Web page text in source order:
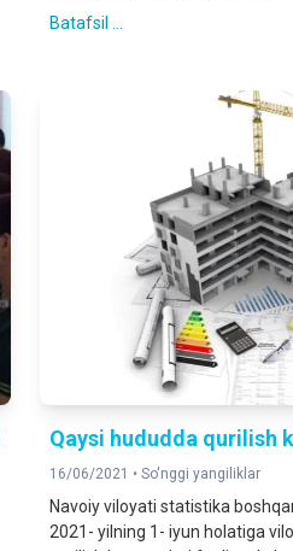
Batafsil ...
Qaysi hududda qurilish
16/06/2021 • So'nggi yangiliklar
Navoiy viloyati statistika
2021- yilning 1- iyun holatiga